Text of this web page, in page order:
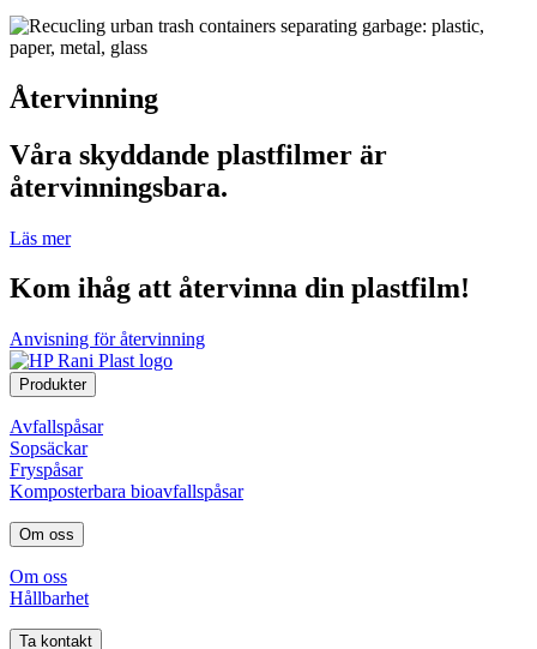
Återvinning
Våra skyddande plastfilmer är
återvinningsbara.
Läs mer
Kom ihåg att återvinna din plastfilm!
Anvisning för återvinning
Produkter
Avfallspåsar
Sopsäckar
Fryspåsar
Komposterbara bioavfallspåsar
Om oss
Om oss
Hållbarhet
Ta kontakt